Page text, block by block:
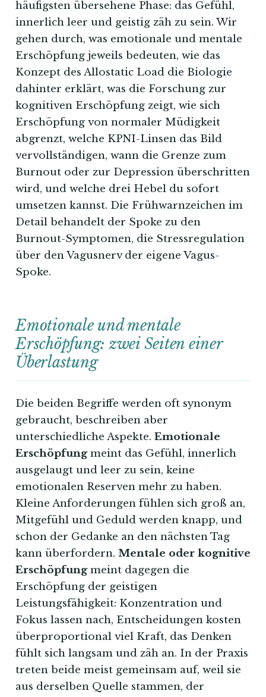
häufigsten übersehene Phase: das Gefühl,
innerlich leer und geistig zäh zu sein. Wir
gehen durch, was emotionale und mentale
Erschöpfung jeweils bedeuten, wie das
Konzept des Allostatic Load die Biologie
dahinter erklärt, was die Forschung zur
kognitiven Erschöpfung zeigt, wie sich
Erschöpfung von normaler Müdigkeit
abgrenzt, welche KPNI-Linsen das Bild
vervollständigen, wann die Grenze zum
Burnout oder zur Depression überschritten
wird, und welche drei Hebel du sofort
umsetzen kannst. Die Frühwarnzeichen im
Detail behandelt der Spoke zu den
Burnout-Symptomen, die Stressregulation
über den Vagusnerv der eigene Vagus-
Spoke.
Emotionale und mentale
Erschöpfung: zwei Seiten einer
Überlastung
Die beiden Begriffe werden oft synonym
gebraucht, beschreiben aber
unterschiedliche Aspekte. Emotionale
Erschöpfungmeint das Gefühl, innerlich
ausgelaugt und leer zu sein, keine
emotionalen Reserven mehr zu haben.
Kleine Anforderungen fühlen sich groß an,
Mitgefühl und Geduld werden knapp, und
schon der Gedanke an den nächsten Tag
kann überfordern. Mentale oder kognitive
Erschöpfungmeint dagegen die
Erschöpfung der geistigen
Leistungsfähigkeit: Konzentration und
Fokus lassen nach, Entscheidungen kosten
überproportional viel Kraft, das Denken
fühlt sich langsam und zäh an. In der Praxis
treten beide meist gemeinsam auf, weil sie
aus derselben Quelle stammen, der